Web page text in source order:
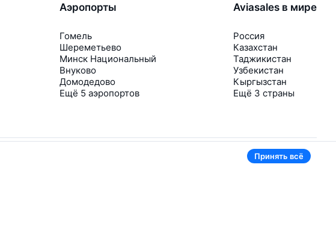
Аэропорты
Гомель
Шереметьево
Минск Национальный
Внуково
Домодедово
Ещё 5 аэропортов
Aviasales в мире
Россия
Казахстан
Таджикистан
Узбекистан
Кыргызстан
Ещё 3 страны
Принять всё